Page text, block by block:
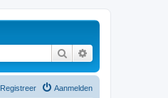
Zoek
Aanmelden
Registreer